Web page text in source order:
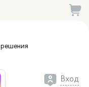
решения
Вход